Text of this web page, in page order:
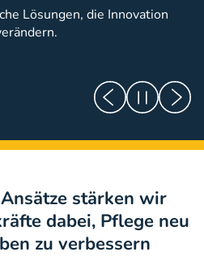
Lösungen, die Innovation
stärken wir
dabei, Pflege neu
zu verbessern